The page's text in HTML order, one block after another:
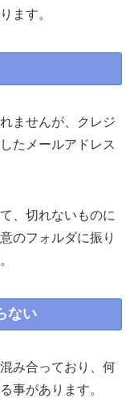
ます。
ませんが、クレジ
たメールアドレス
、切れないものに
のフォルダに振り
ない
み合っており、何
事があります。